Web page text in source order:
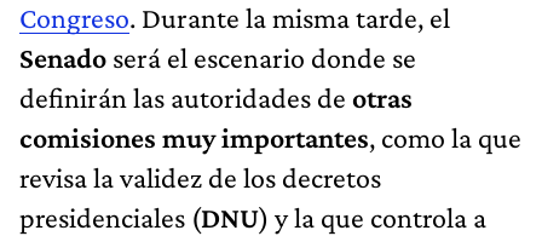
Congreso. Durante la misma tarde, el
Senado será el escenario donde se
definirán las autoridades de otras
comisiones muy importantes, como la que
revisa la validez de los decretos
presidenciales (DNU) y la que controla a